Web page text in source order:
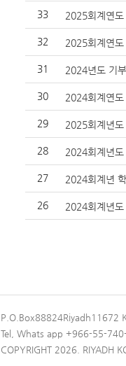
33 2025회계연도
32 2025회계연도
31 2024년도 기
30 2024회계연도
29 2025회계년도
28 2024회계년도
27 2024회계년
26 2024회계년도
P.O.Box88824Riyadh11672
Tel, Whats app +966-55-740-
COPYRIGHT 2026. RIYADH